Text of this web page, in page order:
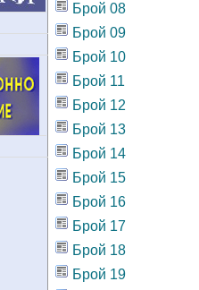
Брой 08
Брой 09
Брой 10
Брой 11
Брой 12
Брой 13
Брой 14
Брой 15
Брой 16
Брой 17
Брой 18
Брой 19